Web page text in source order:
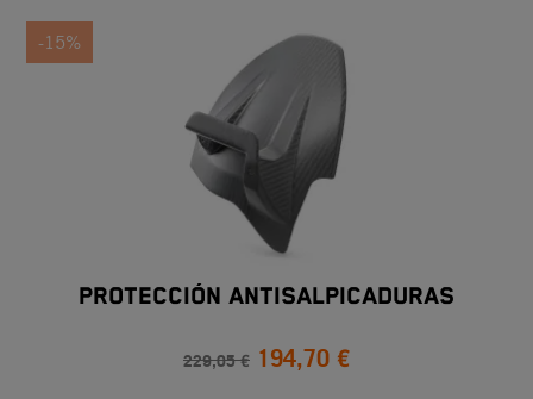
-15%
PROTECCIÓN ANTISALPICADURAS
229,05 € 194,70 €